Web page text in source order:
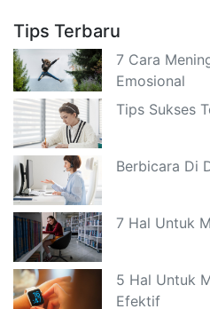
Tips Terbaru
7 Cara
Emosional
Tips Sukses
Berbicara Di
7 Hal Untuk
5 Hal Untuk
Efektif